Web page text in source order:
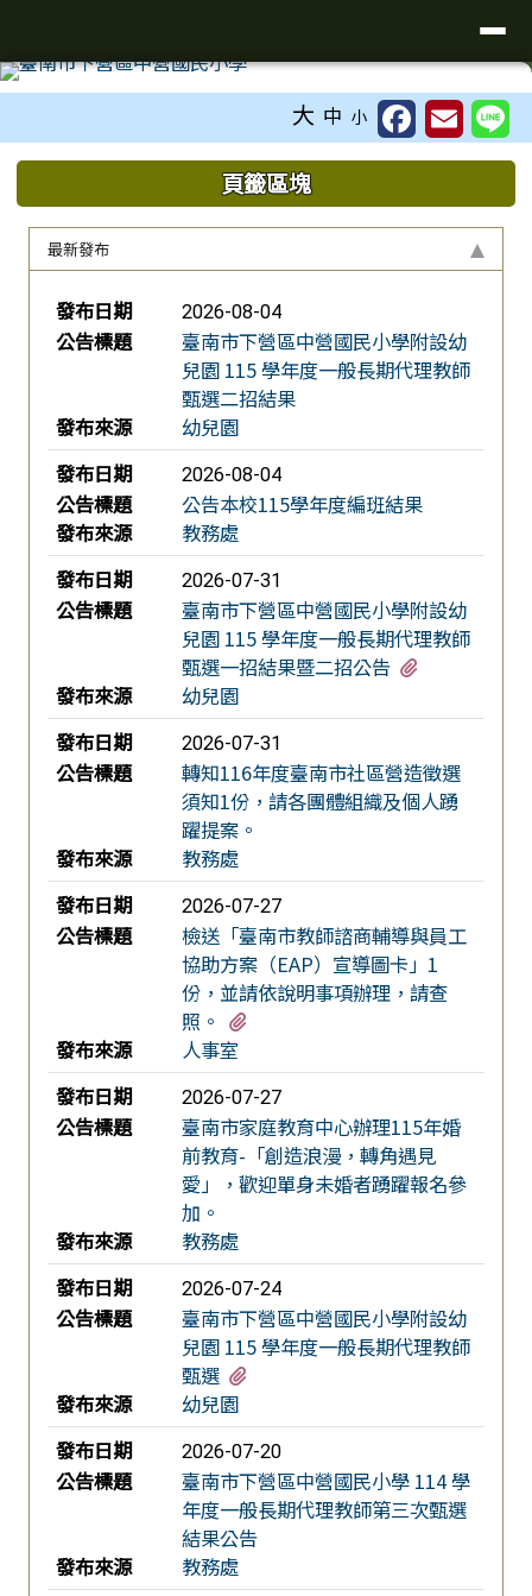
大 中 小
上中區域內容 頁籤區塊
最新發布
新聞列表
發布日期 2026-08-04
公告標題
臺南市下營區中營國民小學附設幼
兒園 115 學年度一般長期代理教師
甄選二招結果
發布來源
幼兒園
發布日期
2026-08-04
公告標題
公告本校115學年度編班結果
發布來源
教務處
發布日期
2026-07-31
公告標題
臺南市下營區中營國民小學附設幼
兒園 115 學年度一般長期代理教師
甄選一招結果暨二招公告
發布來源
幼兒園
發布日期
2026-07-31
公告標題
轉知116年度臺南市社區營造徵選
須知1份，請各團體組織及個人踴
躍提案。
發布來源
教務處
發布日期
2026-07-27
公告標題
檢送「臺南市教師諮商輔導與員工
協助方案（EAP）宣導圖卡」1
份，並請依說明事項辦理，請查
照。
發布來源
人事室
發布日期
2026-07-27
公告標題
臺南市家庭教育中心辦理115年婚
前教育-「創造浪漫，轉角遇見
愛」，歡迎單身未婚者踴躍報名參
加。
發布來源
教務處
發布日期
2026-07-24
公告標題
臺南市下營區中營國民小學附設幼
兒園 115 學年度一般長期代理教師
甄選
發布來源
幼兒園
發布日期
2026-07-20
公告標題
臺南市下營區中營國民小學 114 學
年度一般長期代理教師第三次甄選
結果公告
發布來源
教務處
頁尾區域